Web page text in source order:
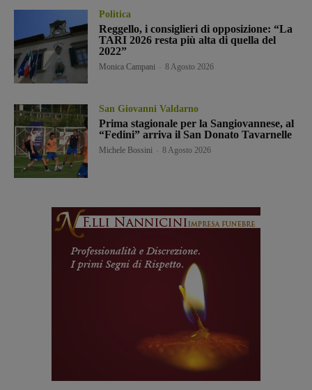
Politica
Reggello, i consiglieri di opposizione: “La
TARI 2026 resta più alta di quella del
2022”
Monica Campani 8 Agosto 2026
San Giovanni Valdarno
Prima stagionale per la Sangiovannese, al
“Fedini” arriva il San Donato Tavarnelle
Michele Bossini 8 Agosto 2026